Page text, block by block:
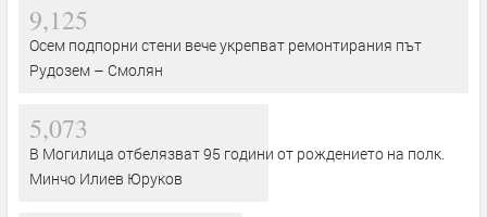
9,125
Осем подпорни стени вече укрепват ремонтирания път
Рудозем – Смолян
5,073
В Могилица отбелязват 95 години от рождението на полк.
Минчо Илиев Юруков